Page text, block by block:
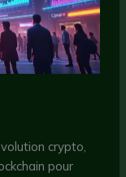
crypto,
pour